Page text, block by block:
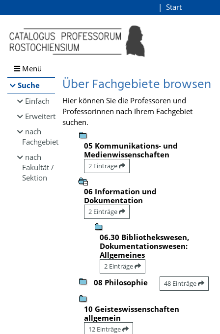
Browsen
direkt zum Inhalt
Start
Menü
Suche
Einfach
Erweitert
nach
Fachgebiet
nach
Fakultät /
Sektion
Über Fachgebiete browsen
Hier können Sie die Professoren und
Professorinnen nach Ihrem Fachgebiet
suchen.
05 Kommunikations- und
Medienwissenschaften
2 Einträge
06 Information und
Dokumentation
2 Einträge
06.30 Bibliothekswesen,
Dokumentationswesen:
Allgemeines
2 Einträge
08 Philosophie 48 Einträge
10 Geisteswissenschaften
allgemein
12 Einträge